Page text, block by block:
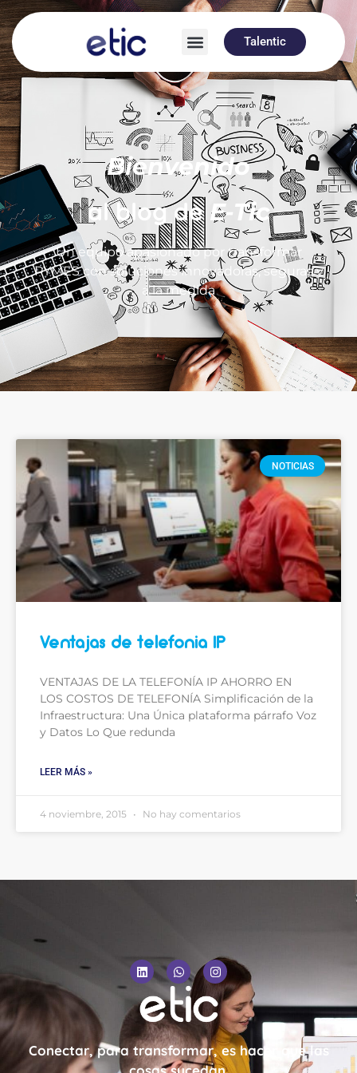
Talentic
Bienvenido
al blog deE-Tic
Un equipo apasionado por transformar
PYMES con soluciones innovadoras, seguras y
a la medida
NOTICIAS
Ventajas de telefonia IP
VENTAJAS DE LA TELEFONÍA IP AHORRO EN
LOS COSTOS DE TELEFONÍA Simplificación de la
Infraestructura: Una Única plataforma párrafo Voz
y Datos Lo Que redunda
LEER MÁS »
4 noviembre, 2015 No hay comentarios
Conectar, para transformar, es hacer que las